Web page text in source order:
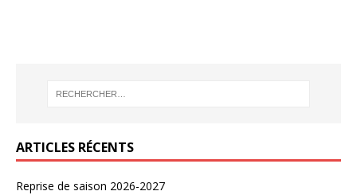
ARTICLES RÉCENTS
Reprise de saison 2026-2027